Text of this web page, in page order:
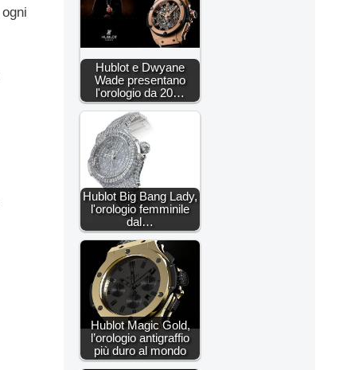
Hublot e Dwyane
Wade presentano
l'orologio da 20…
Hublot Big Bang Lady,
l'orologio femminile
dal…
Hublot Magic Gold,
l’orologio antigraffio
più duro al mondo